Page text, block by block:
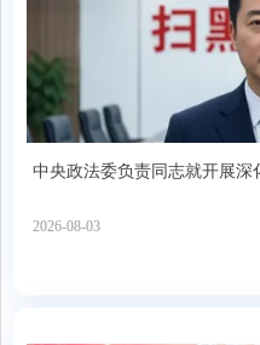
中央政法委负责同志就开展
2026-08-03